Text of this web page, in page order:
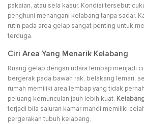
pakaian, atau sela kasur. Kondisi tersebut
penghuni menangani kelabang tanpa sadar.
rutin pada area gelap sangat penting untuk
terduga.
Ciri Area Yang Menarik Kelabang
Ruang gelap dengan udara lembap menjadi
bergerak pada bawah rak, belakang lemari,
rumah memiliki area lembap yang tidak
peluang kemunculan jauh lebih kuat.
terjadi bila saluran kamar mandi memiliki
pergerakan tubuh kelabang.